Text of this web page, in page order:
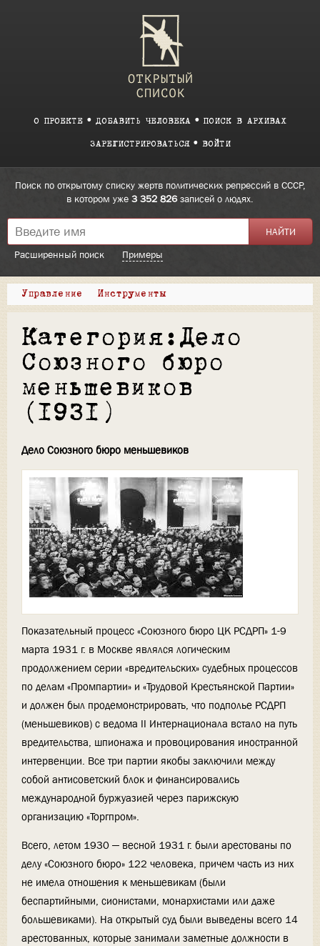
О ПРОЕКТЕ ДОБАВИТЬ ЧЕЛОВЕКА ПОИСК В АРХИВАХ
ЗАРЕГИСТРИРОВАТЬСЯ ВОЙТИ
Поиск по открытому списку жертв политических репрессий в СССР,
в котором уже 3 352 826записей о людях.
Расширенный поиск Примеры
Управление Инструменты
Категория:Дело
Союзного бюро
меньшевиков
(1931)
Дело Союзного бюро меньшевиков
Показательный процесс «Союзного бюро ЦК РСДРП» 1-9
марта 1931 г. в Москве являлся логическим
продолжением серии «вредительских» судебных процессов
по делам «Промпартии» и «Трудовой Крестьянской Партии»
и должен был продемонстрировать, что подполье РСДРП
(меньшевиков) с ведома II Интернационала встало на путь
вредительства, шпионажа и провоцирования иностранной
интервенции. Все три партии якобы заключили между
собой антисоветский блок и финансировались
международной буржуазией через парижскую
организацию «Торгпром».
Всего, летом 1930 — весной 1931 г. были арестованы по
делу «Союзного бюро» 122 человека, причем часть из них
не имела отношения к меньшевикам (были
беспартийными, сионистами, монархистами или даже
большевиками). На открытый суд были выведены всего 14
арестованных, которые занимали заметные должности в